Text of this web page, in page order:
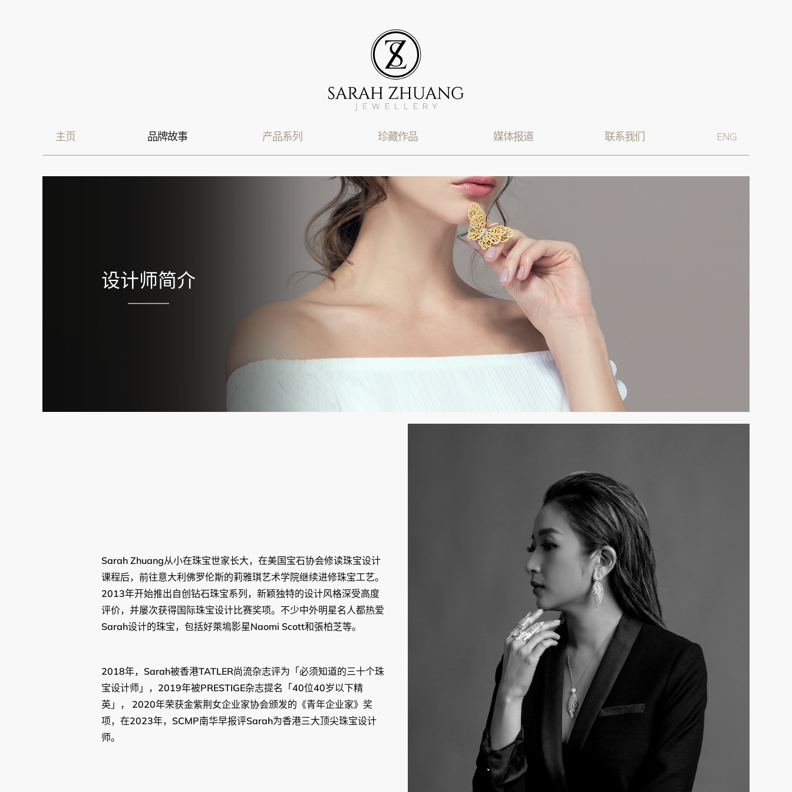
主页 品牌故事 产品系列 珍藏作品 媒体报道 联系我们 ENG
设计师简介
Sarah Zhuang从小在珠宝世家长大，在美国宝石协会修读珠宝设计
课程后，前往意大利佛罗伦斯的莉雅琪艺术学院继续进修珠宝工艺。
2013年开始推出自创钻石珠宝系列，新颖独特的设计风格深受高度
评价，并屡次获得国际珠宝设计比赛奖项。不少中外明星名人都热爱
Sarah设计的珠宝，包括好萊塢影星Naomi Scott和張柏芝等。
2018年，Sarah被香港TATLER尚流杂志评为「必须知道的三十个珠
宝设计师」，2019年被PRESTIGE杂志提名「40位40岁以下精
英」， 2020年荣获金紫荆女企业家协会颁发的《青年企业家》奖
项，在2023年，SCMP南华早报评Sarah为香港三大顶尖珠宝设计
师。